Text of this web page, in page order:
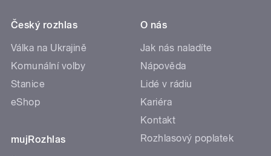
Český rozhlas
Válka na Ukrajině
Komunální volby
Stanice
eShop
mujRozhlas
O nás
Jak nás naladíte
Nápověda
Lidé v rádiu
Kariéra
Kontakt
Rozhlasový poplatek